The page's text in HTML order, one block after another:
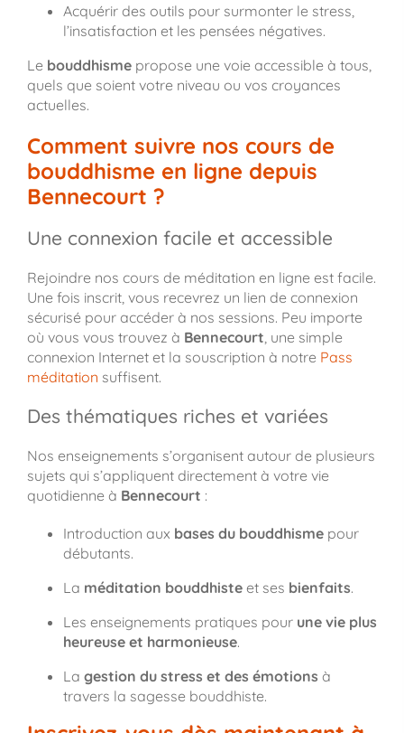
Acquérir des outils pour surmonter le stress,
l’insatisfaction et les pensées négatives.
Le bouddhismepropose une voie accessible à tous,
quels que soient votre niveau ou vos croyances
actuelles.
Comment suivre nos cours de
bouddhisme en ligne depuis
Bennecourt ?
Une connexion facile et accessible
Rejoindre nos cours de méditation en ligne est facile.
Une fois inscrit, vous recevrez un lien de connexion
sécurisé pour accéder à nos sessions. Peu importe
où vous vous trouvez à Bennecourt , une simple
connexion Internet et la souscription à notre Pass
méditation suffisent.
Des thématiques riches et variées
Nos enseignements s’organisent autour de plusieurs
sujets qui s’appliquent directement à votre vie
quotidienne à Bennecourt :
Introduction aux bases du bouddhismepour
débutants.
La méditation bouddhisteet ses bienfaits.
Les enseignements pratiques pour une vie plus
heureuse et harmonieuse.
La gestion du stress et des émotions à
travers la sagesse bouddhiste.